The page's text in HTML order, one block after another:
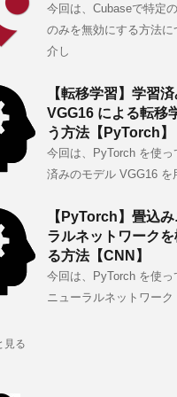
今回は、Cubaseで特定
のみを無効にする方法に
介し
【転移学習】学習
VGG16 による転移
う方法【PyTorch】
今回は、PyTorch を使っ
済みのモデル VGG16 を
【PyTorch】畳込
ラルネットワーク
る方法【CNN】
今回は、PyTorch を使っ
ニューラルネットワーク
見る